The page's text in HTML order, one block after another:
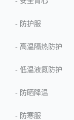
- 防护服
- 高温隔热防护
- 低温液氮防护
- 防晒降温
- 防寒服